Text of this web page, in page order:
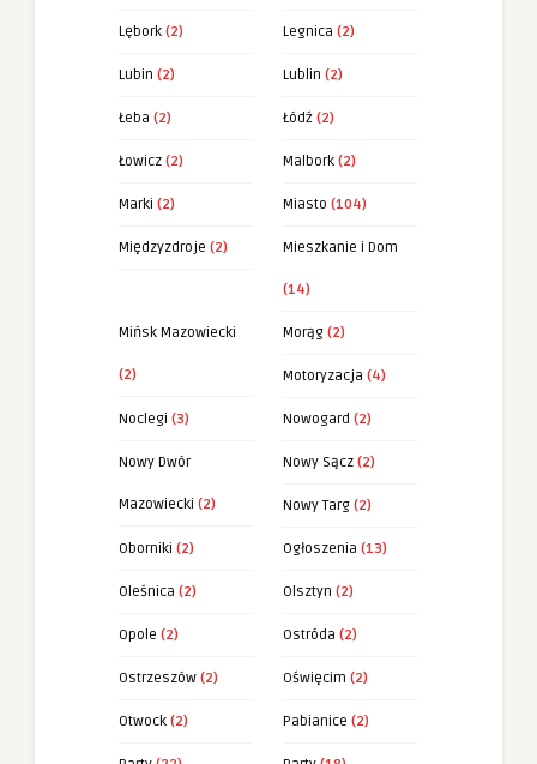
Lębork (2) Legnica (2)
Lubin (2) Lublin (2)
Łeba (2) Łódź (2)
Łowicz (2) Malbork (2)
Marki (2) Miasto (104)
Międzyzdroje (2) Mieszkanie i Dom
(14)
Mińsk Mazowiecki
(2)
Morąg (2)
Motoryzacja (4)
Noclegi (3) Nowogard (2)
Nowy Dwór
Mazowiecki (2)
Nowy Sącz (2)
Nowy Targ (2)
Oborniki (2) Ogłoszenia (13)
Oleśnica (2) Olsztyn (2)
Opole (2) Ostróda (2)
Ostrzeszów (2) Oświęcim (2)
Otwock (2) Pabianice (2)